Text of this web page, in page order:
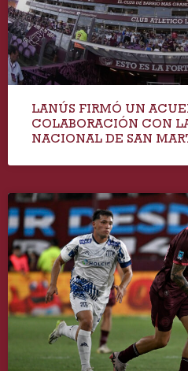
LANÚS FIRMÓ UN
COLABORACIÓN CON
NACIONAL DE SAN